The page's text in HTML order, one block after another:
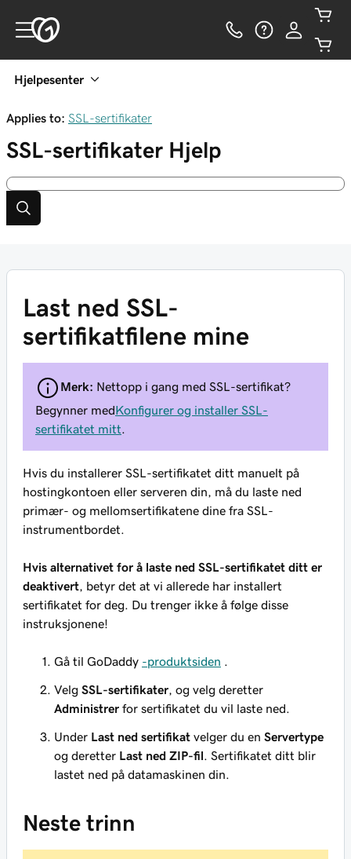
Hjelpesenter
Applies to: SSL-sertifikater
SSL-sertifikater Hjelp
Last ned SSL-
sertifikatfilene mine
Merk: Nettopp i gang med SSL-sertifikat?
Begynner medKonfigurer og installer SSL-
sertifikatet mitt
Hvis du installerer SSL-sertifikatet ditt manuelt på
hostingkontoen eller serveren din, må du laste ned
primær- og mellomsertifikatene dine fra SSL-
instrumentbordet.
Hvis alternativet for å laste ned SSL-sertifikatet ditt er
deaktivert , betyr det at vi allerede har installert
sertifikatet for deg. Du trenger ikke å følge disse
instruksjonene!
Gå til GoDaddy -produktsiden
Velg SSL-sertifikater , og velg deretter
Administrer for sertifikatet du vil laste ned.
Under Last ned sertifikat velger du en Servertype
og deretter Last ned ZIP-fil . Sertifikatet ditt blir
lastet ned på datamaskinen din.
Neste trinn